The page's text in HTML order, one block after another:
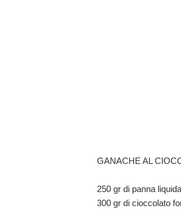
GANACHE AL
250 gr di panna
300 gr di cioccolato